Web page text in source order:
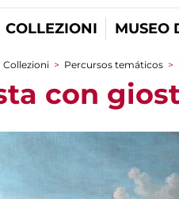
COLLEZIONI MUSEO
here
Collezioni > Percursos temáticos >
con